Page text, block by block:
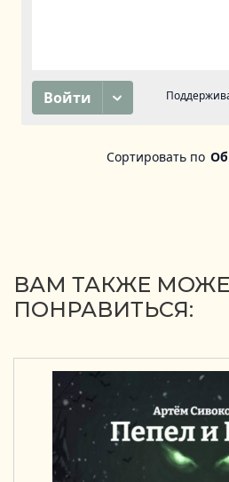
ВАМ ТАКЖЕ
ПОНРАВИТЬСЯ: